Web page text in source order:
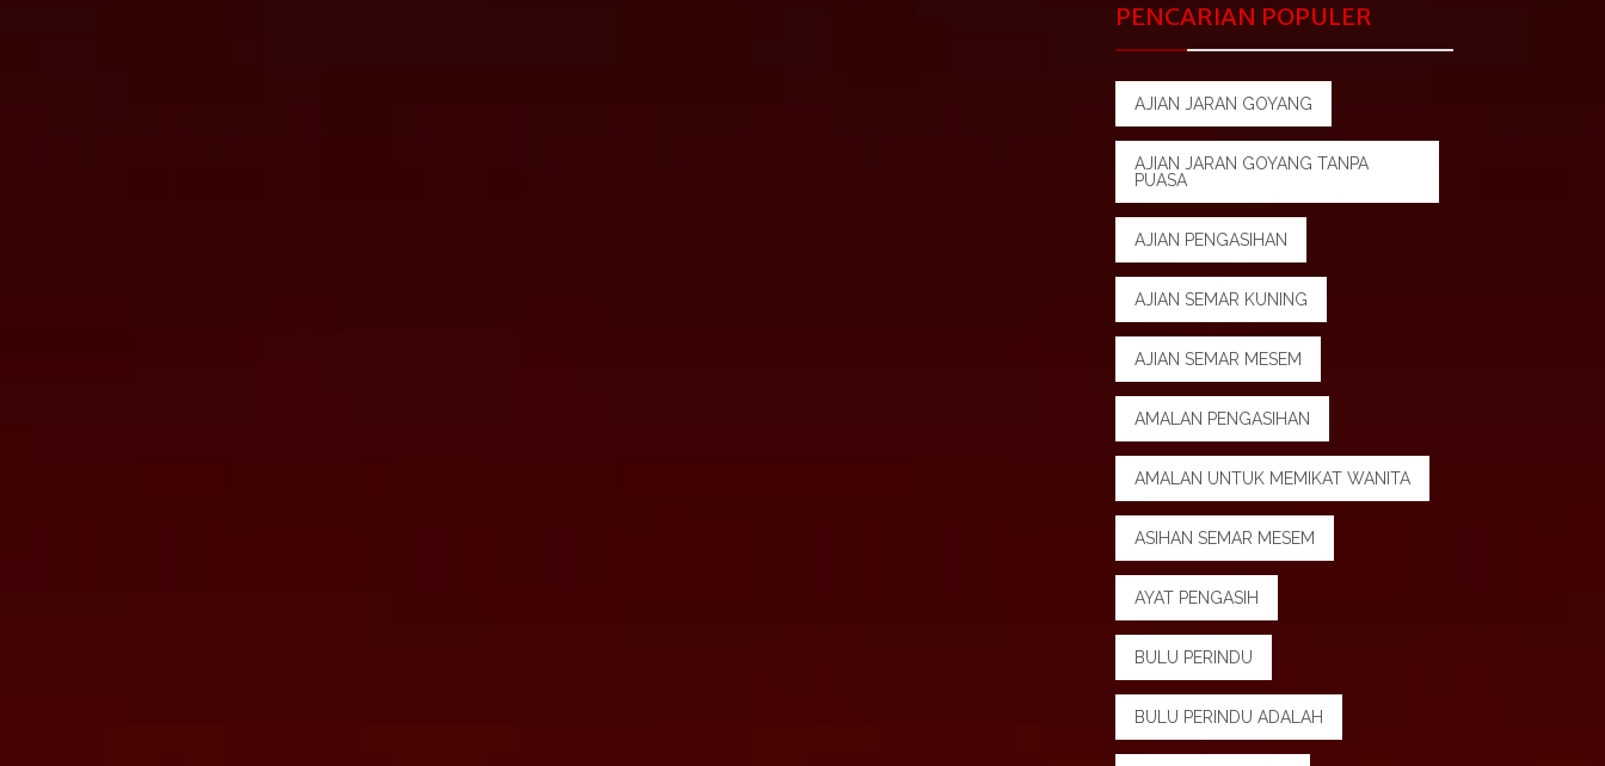
PENCARIAN POPULER
AJIAN JARAN GOYANG
AJIAN JARAN GOYANG TANPA
PUASA
AJIAN PENGASIHAN
AJIAN SEMAR KUNING
AJIAN SEMAR MESEM
AMALAN PENGASIHAN
AMALAN UNTUK MEMIKAT WANITA
ASIHAN SEMAR MESEM
AYAT PENGASIH
BULU PERINDU
BULU PERINDU ADALAH